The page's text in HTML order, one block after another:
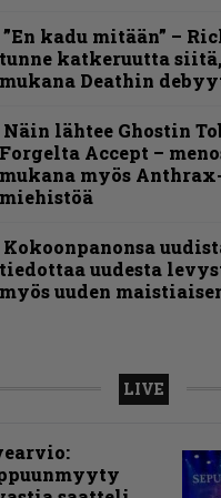
”En kadu mitään” –
tunne katkeruutta
mukana Deathin
Näin lähtee Ghostin
Forgelta Accept –
mukana myös
miehistöä
Kokoonpanonsa
tiedottaa uudesta
myös uuden
LIVE